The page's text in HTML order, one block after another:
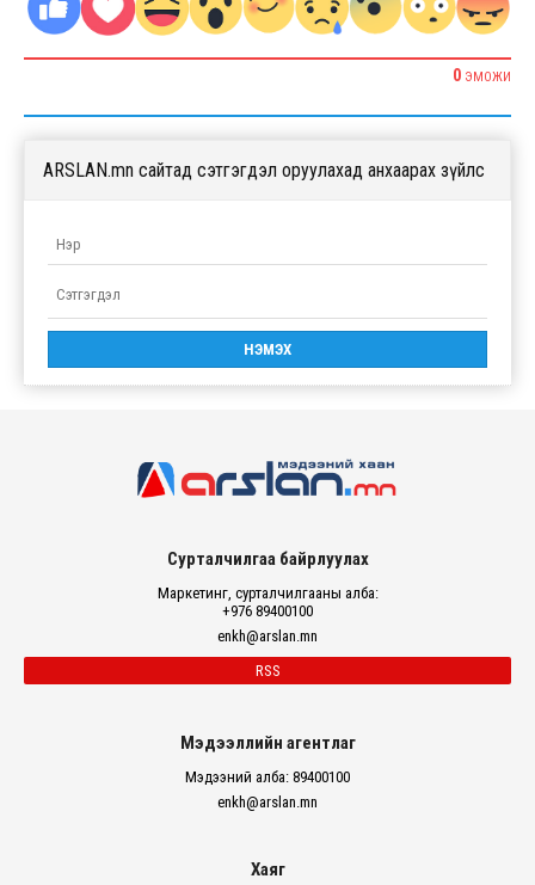
0 ЭМОЖИ
ARSLAN.mn сайтад сэтгэгдэл оруулахад анхаарах зүйлс
Сурталчилгаа байрлуулах
Маркетинг, сурталчилгааны алба:
+976 89400100
enkh@arslan.mn
RSS
Мэдээллийн агентлаг
Мэдээний алба: 89400100
enkh@arslan.mn
Хаяг